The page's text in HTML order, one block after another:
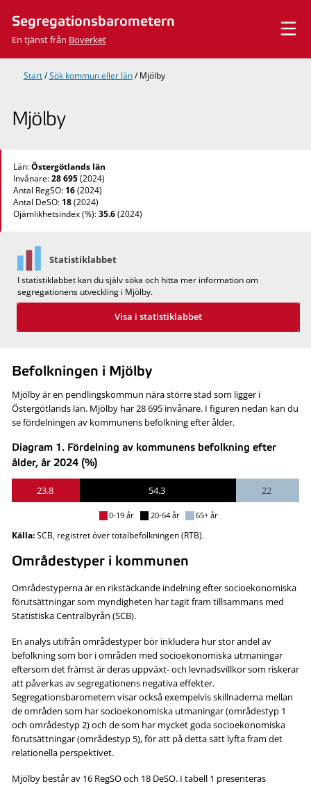
innehåll
Segregationsbarometern
En tjänst från Boverket
Start/Sök kommun eller län/Mjölby
Mjölby
Län:Östergötlands län
Invånare:28 695(2024)
Antal RegSO: 16(2024)
Antal DeSO: 18(2024)
Ojämlikhetsindex (%):35.6(2024)
Statistiklabbet
I statistiklabbet kan du själv söka och hitta mer information om
segregationens utveckling i Mjölby.
Visa i statistiklabbet
Befolkningen i Mjölby
Mjölby är en pendlingskommun nära större stad som ligger i
Östergötlands län. Mjölby har 28 695 invånare. I figuren nedan kan du
se fördelningen av kommunens befolkning efter ålder.
Diagram 1. Fördelning av kommunens befolkning efter
ålder, år 2024 (%)
23.8 54.3 22
0-19 år 20-64 år 65+ år
Källa:SCB, registret över totalbefolkningen (RTB).
Områdestyper i kommunen
Områdestyperna är en rikstäckande indelning efter socioekonomiska
förutsättningar som myndigheten har tagit fram tillsammans med
Statistiska Centralbyrån (SCB).
En analys utifrån områdestyper bör inkludera hur stor andel av
befolkning som bor i områden med socioekonomiska utmaningar
eftersom det främst är deras uppväxt- och levnadsvillkor som riskerar
att påverkas av segregationens negativa effekter.
Segregationsbarometern visar också exempelvis skillnaderna mellan
de områden som har socioekonomiska utmaningar (områdestyp 1
och områdestyp 2) och de som har mycket goda socioekonomiska
förutsättningar (områdestyp 5), för att på detta sätt lyfta fram det
relationella perspektivet.
Mjölby består av 16 RegSO och 18 DeSO. I tabell 1 presenteras